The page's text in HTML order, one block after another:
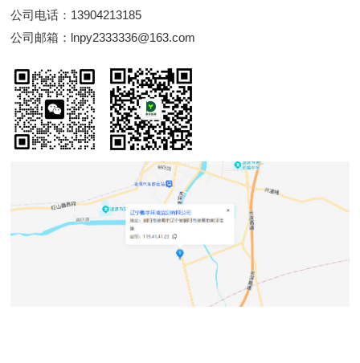
公司电话：13904213185
公司邮箱：lnpy2333336@163.com